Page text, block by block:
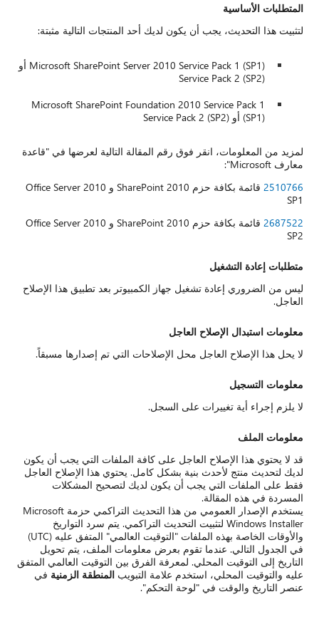
المتطلبات الأساسية
لتثبيت هذا التحديث، يجب أن يكون لديك أحد المنتجات التالية مثبتة:
Microsoft SharePoint Server 2010 Service Pack 1 (SP1) أو
Service Pack 2 (SP2)
Microsoft SharePoint Foundation 2010 Service Pack 1
(SP1) أو Service Pack 2 (SP2)
لمزيد من المعلومات، انقر فوق رقم المقالة التالية لعرضها في "قاعدة
معارف Microsoft":
2510766
قائمة بكافة حزم SharePoint 2010 و Office Server 2010
SP1
2687522
قائمة بكافة حزم SharePoint 2010 و Office Server 2010
SP2
متطلبات إعادة التشغيل
ليس من الضروري إعادة تشغيل جهاز الكمبيوتر بعد تطبيق هذا الإصلاح
العاجل.
معلومات استبدال الإصلاح العاجل
لا يحل هذا الإصلاح العاجل محل الإصلاحات التي تم إصدارها مسبقاً.
معلومات التسجيل
لا يلزم إجراء أية تغييرات على السجل.
معلومات الملف
قد لا يحتوي هذا الإصلاح العاجل على كافة الملفات التي يجب أن يكون
لديك لتحديث منتج لأحدث بنية بشكل كامل. يحتوي هذا الإصلاح العاجل
فقط على الملفات التي يجب أن يكون لديك لتصحيح المشكلات
المسردة في هذه المقالة.
يستخدم الإصدار العمومي من هذا التحديث التراكمي حزمة Microsoft
Windows Installer لتثبيت التحديث التراكمي. يتم سرد التواريخ
والأوقات الخاصة بهذه الملفات "التوقيت العالمي" المتفق عليه (UTC)
في الجدول التالي. عندما تقوم بعرض معلومات الملف، يتم تحويل
التاريخ إلى التوقيت المحلي. لمعرفة الفرق بين التوقيت العالمي المتفق
عليه والتوقيت المحلي، استخدم علامة التبويبالمنطقة الزمنية في
عنصر التاريخ والوقت في "لوحة التحكم".